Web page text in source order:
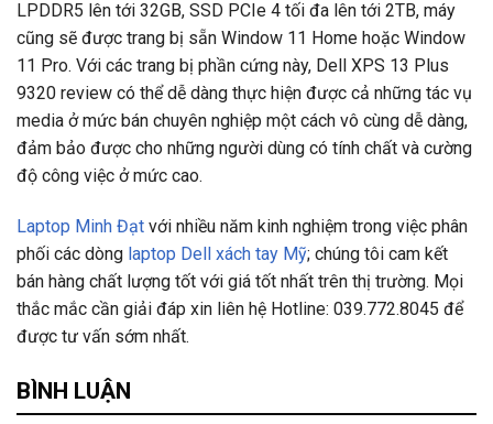
LPDDR5 lên tới 32GB, SSD PCIe 4 tối đa lên tới 2TB, máy
cũng sẽ được trang bị sẵn Window 11 Home hoặc Window
11 Pro. Với các trang bị phần cứng này, Dell XPS 13 Plus
9320 review có thể dễ dàng thực hiện được cả những tác vụ
media ở mức bán chuyên nghiệp một cách vô cùng dễ dàng,
đảm bảo được cho những người dùng có tính chất và cường
độ công việc ở mức cao.
Laptop Minh Đạt với nhiều năm kinh nghiệm trong việc phân
phối các dòng laptop Dell xách tay Mỹ; chúng tôi cam kết
bán hàng chất lượng tốt với giá tốt nhất trên thị trường. Mọi
thắc mắc cần giải đáp xin liên hệ Hotline: 039.772.8045 để
được tư vấn sớm nhất.
BÌNH LUẬN